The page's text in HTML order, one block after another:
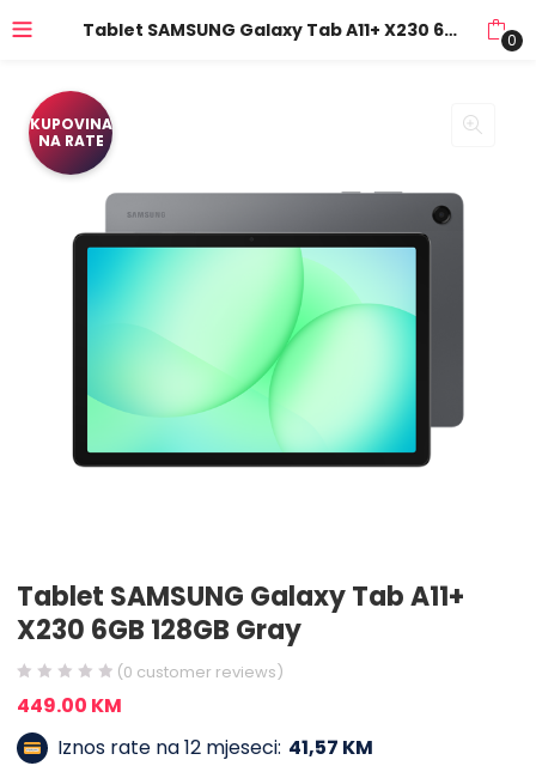
Tablet SAMSUNG Galaxy Tab A11+ X230 6GB 128GB Gray 0
KUPOVINA
NA RATE
Tablet SAMSUNG Galaxy Tab A11+
X230 6GB 128GB Gray
(0 customer reviews)
449.00 KM
Iznos rate na 12 mjeseci: 41,57 KM